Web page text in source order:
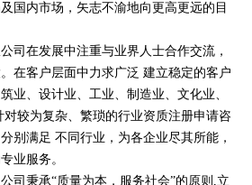
国内市场，矢志不渝地向更高更远的目
司在发展中注重与业界人士合作交流，
在客户层面中力求广泛 建立稳定的客户
业、设计业、工业、制造业、文化业、
较为复杂、繁琐的行业资质注册申请咨
别满足 不同行业，为各企业尽其所能，
业服务。
司秉承“质量为本，服务社会”的原则,立